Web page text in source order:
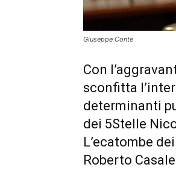
Giuseppe Conte
Con
sconfitta
determinanti
dei 5Stelle
L’ecatombe
Roberto